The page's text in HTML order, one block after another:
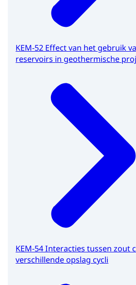
KEM-52 Effect van het gebruik
reservoirs in geothermische
KEM-54 Interacties tussen zout
verschillende opslag cycli